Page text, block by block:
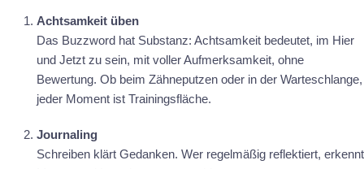
Achtsamkeit üben
Das Buzzword hat Substanz: Achtsamkeit bedeutet, im Hier
und Jetzt zu sein, mit voller Aufmerksamkeit, ohne
Bewertung. Ob beim Zähneputzen oder in der Warteschlange,
jeder Moment ist Trainingsfläche.
Journaling
Schreiben klärt Gedanken. Wer regelmäßig reflektiert, erkennt